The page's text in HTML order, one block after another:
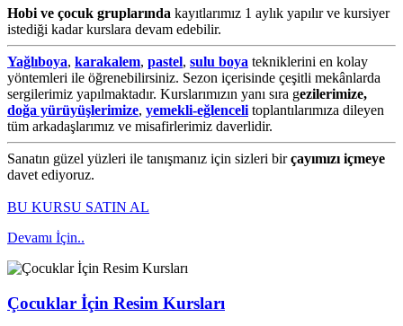
Hobi ve çocuk gruplarında kayıtlarımız 1 aylık yapılır ve kursiyer
istediği kadar kurslara devam edebilir.
Yağlıboya, karakalem, pastel, sulu boya tekniklerini en kolay
yöntemleri ile öğrenebilirsiniz. Sezon içerisinde çeşitli mekânlarda
sergilerimiz yapılmaktadır. Kurslarımızın yanı sıra gezilerimize,
doğa yürüyüşlerimize, yemekli-eğlenceli toplantılarımıza dileyen
tüm arkadaşlarımız ve misafirlerimiz daverlidir.
Sanatın güzel yüzleri ile tanışmanız için sizleri birçayımızı içmeye
davet ediyoruz.
BU KURSU SATIN AL
Devamı İçin..
Çocuklar İçin Resim Kursları